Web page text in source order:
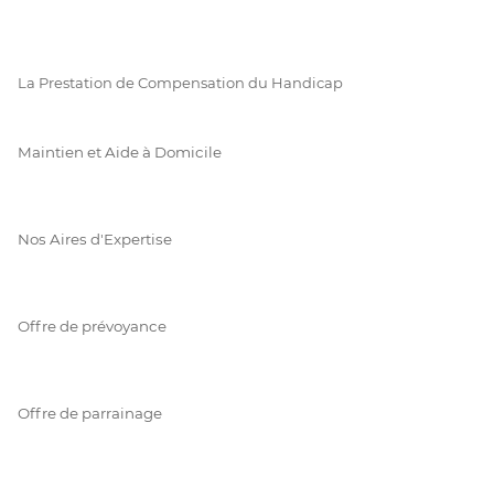
La Prestation de Compensation du Handicap
Maintien et Aide à Domicile
Nos Aires d'Expertise
Offre de prévoyance
Offre de parrainage